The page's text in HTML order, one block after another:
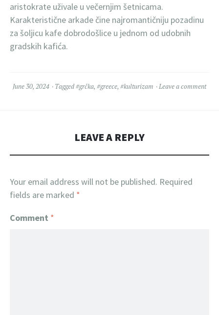
aristokrate uživale u večernjim šetnicama.
Karakteristične arkade čine najromantičniju pozadinu
za šoljicu kafe dobrodošlice u jednom od udobnih
gradskih kafića.
June 30, 2024 Tagged#grčka, #greece, #kulturizam Leave a comment
LEAVE A REPLY
Your email address will not be published. Required
fields are marked *
Comment *